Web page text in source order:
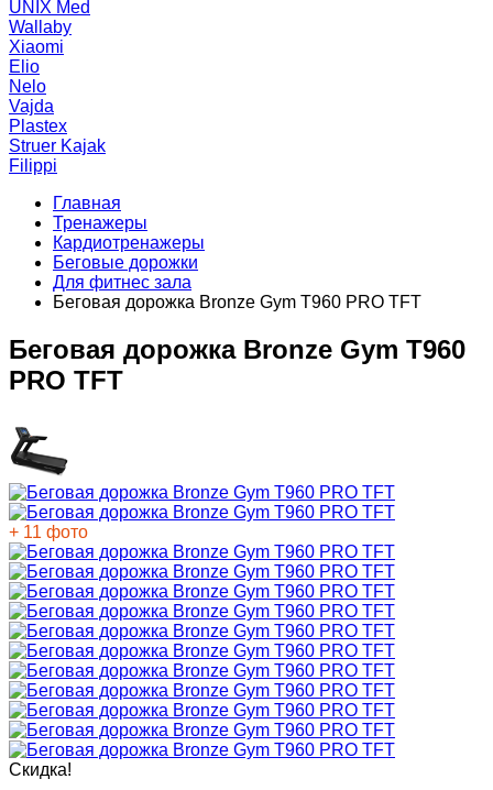
UNIX Med
Wallaby
Xiaomi
Elio
Nelo
Vajda
Plastex
Struer Kajak
Filippi
Главная
Тренажеры
Кардиотренажеры
Беговые дорожки
Для фитнес зала
Беговая дорожка Bronze Gym T960 PRO TFT
Беговая дорожка Bronze Gym T960
PRO TFT
+ 11 фото
Скидка!